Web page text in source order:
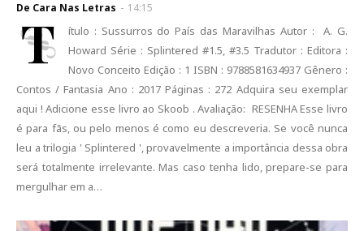
De Cara Nas Letras - 14:15
T
ítulo : Sussurros do País das Maravilhas Autor : A. G.
Howard Série : Splintered #1.5, #3.5 Tradutor : Editora :
Novo Conceito Edição : 1 ISBN : 9788581634937 Gênero :
Contos / Fantasia Ano : 2017 Páginas : 272 Adquira seu exemplar
aqui ! Adicione esse livro ao Skoob . Avaliação: RESENHA Esse livro
é para fãs, ou pelo menos é como eu descreveria. Se você nunca
leu a trilogia ' Splintered ', provavelmente a importância dessa obra
será totalmente irrelevante. Mas caso tenha lido, prepare-se para
mergulhar em a…